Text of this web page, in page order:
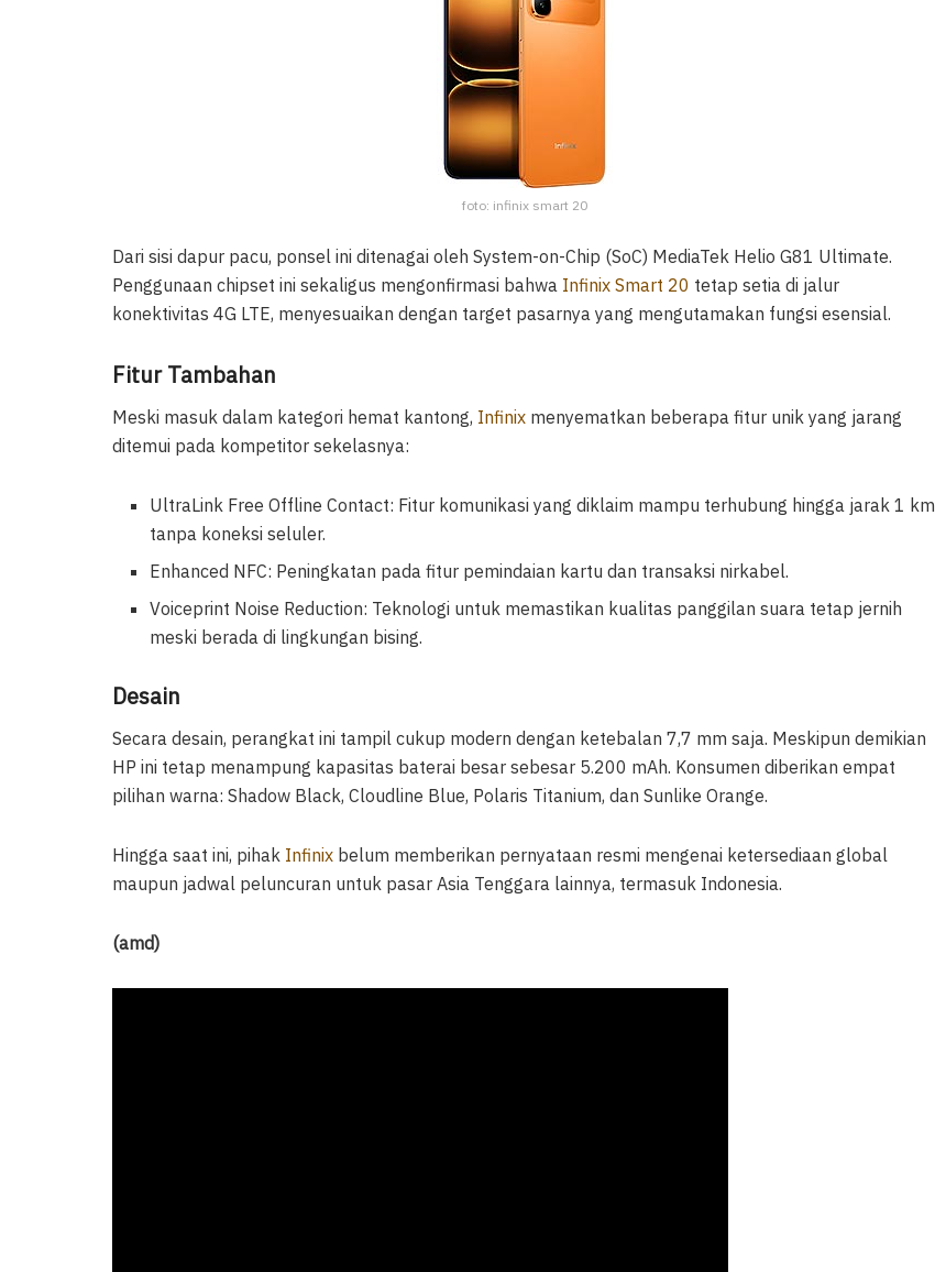
foto: infinix smart 20
Dari sisi dapur pacu, ponsel ini ditenagai oleh System-on-Chip (SoC) MediaTek Helio G81 Ultimate.
Penggunaan chipset ini sekaligus mengonfirmasi bahwa Infinix Smart 20 tetap setia di jalur
konektivitas 4G LTE, menyesuaikan dengan target pasarnya yang mengutamakan fungsi esensial.
Fitur Tambahan
Meski masuk dalam kategori hemat kantong, Infinix menyematkan beberapa fitur unik yang jarang
ditemui pada kompetitor sekelasnya:
UltraLink Free Offline Contact: Fitur komunikasi yang diklaim mampu terhubung hingga jarak 1 km
tanpa koneksi seluler.
Enhanced NFC: Peningkatan pada fitur pemindaian kartu dan transaksi nirkabel.
Voiceprint Noise Reduction: Teknologi untuk memastikan kualitas panggilan suara tetap jernih
meski berada di lingkungan bising.
Desain
Secara desain, perangkat ini tampil cukup modern dengan ketebalan 7,7 mm saja. Meskipun demikian
HP ini tetap menampung kapasitas baterai besar sebesar 5.200 mAh. Konsumen diberikan empat
pilihan warna: Shadow Black, Cloudline Blue, Polaris Titanium, dan Sunlike Orange.
Hingga saat ini, pihak Infinix belum memberikan pernyataan resmi mengenai ketersediaan global
maupun jadwal peluncuran untuk pasar Asia Tenggara lainnya, termasuk Indonesia.
(amd)